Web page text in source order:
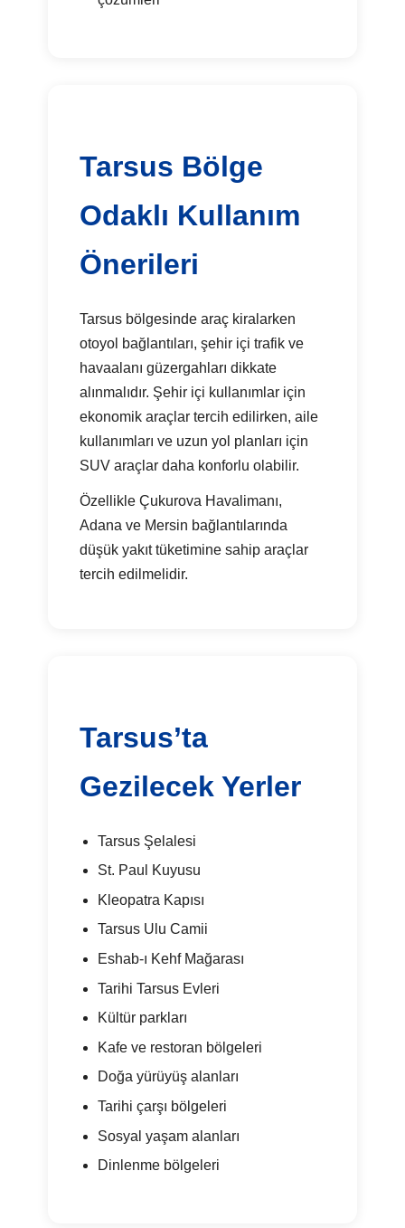
Tarsus Bölge
Odaklı Kullanım
Önerileri
Tarsus bölgesinde araç kiralarken
otoyol bağlantıları, şehir içi trafik ve
havaalanı güzergahları dikkate
alınmalıdır. Şehir içi kullanımlar için
ekonomik araçlar tercih edilirken, aile
kullanımları ve uzun yol planları için
SUV araçlar daha konforlu olabilir.
Özellikle Çukurova Havalimanı,
Adana ve Mersin bağlantılarında
düşük yakıt tüketimine sahip araçlar
tercih edilmelidir.
Tarsus’ta
Gezilecek Yerler
Tarsus Şelalesi
St. Paul Kuyusu
Kleopatra Kapısı
Tarsus Ulu Camii
Eshab-ı Kehf Mağarası
Tarihi Tarsus Evleri
Kültür parkları
Kafe ve restoran bölgeleri
Doğa yürüyüş alanları
Tarihi çarşı bölgeleri
Sosyal yaşam alanları
Dinlenme bölgeleri